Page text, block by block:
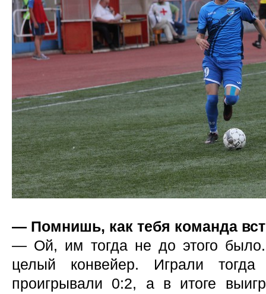
— Помнишь, как тебя команда
— Ой, им тогда не до этого
целый конвейер. Играли
проигрывали 0:2, а в итоге